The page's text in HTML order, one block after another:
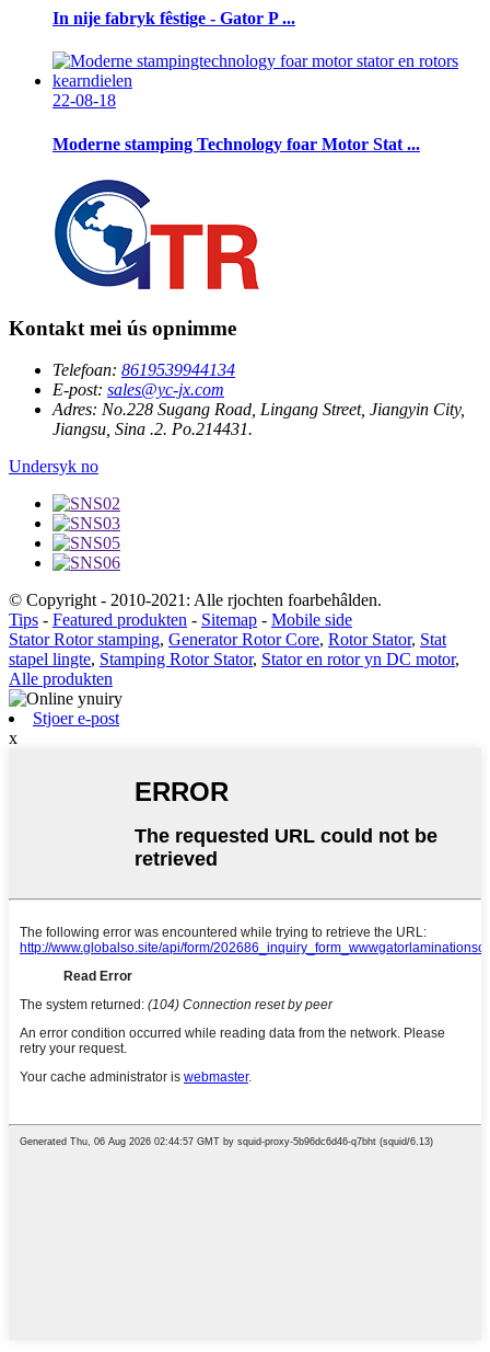
In nije fabryk fêstige - Gator P ...
22-08-18
Moderne stamping Technology foar Motor Stat ...
Kontakt mei ús opnimme
Telefoan: 8619539944134
E-post: sales@yc-jx.com
Adres: No.228 Sugang Road, Lingang Street, Jiangyin City,
Jiangsu, Sina .2. Po.214431.
Undersyk no
© Copyright - 2010-2021: Alle rjochten foarbehâlden.
Tips - Featured produkten - Sitemap - Mobile side
Stator Rotor stamping, Generator Rotor Core, Rotor Stator, Stat
stapel lingte, Stamping Rotor Stator, Stator en rotor yn DC motor,
Alle produkten
Stjoer e-post
x